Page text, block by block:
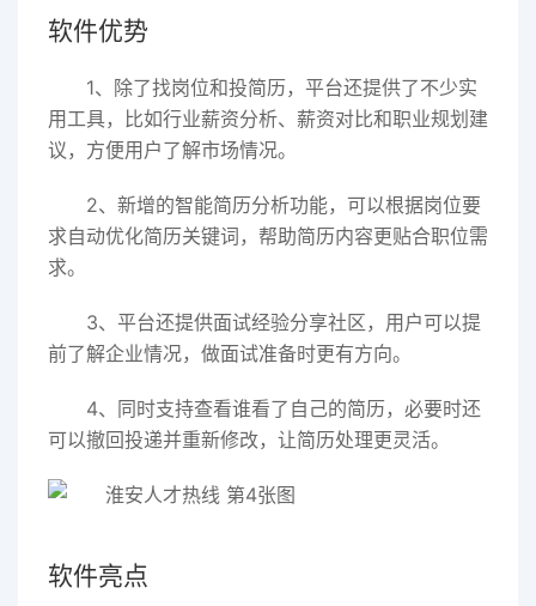
软件优势
1、除了找岗位和投简历，平台还提供了不少实
用工具，比如行业薪资分析、薪资对比和职业规划建
议，方便用户了解市场情况。
2、新增的智能简历分析功能，可以根据岗位要
求自动优化简历关键词，帮助简历内容更贴合职位需
求。
3、平台还提供面试经验分享社区，用户可以提
前了解企业情况，做面试准备时更有方向。
4、同时支持查看谁看了自己的简历，必要时还
可以撤回投递并重新修改，让简历处理更灵活。
软件亮点